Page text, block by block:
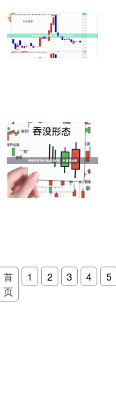
首
页
1 2 3 4 5